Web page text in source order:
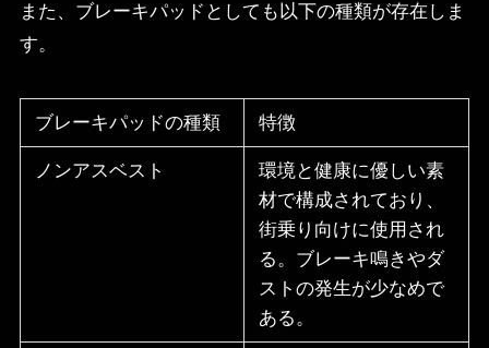
また、ブレーキパッドとしても以下の種類が存在しま
す。
ブレーキパッドの種類 特徴
ノンアスベスト
環境と健康に優しい素
材で構成されており、
街乗り向けに使用され
る。ブレーキ鳴きやダ
ストの発生が少なめで
ある。